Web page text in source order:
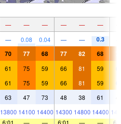
— — — — — —
— 0.08 0.04 — — 0.3
70 77 68 77 82 68
61 75 59 66 81 59
61 75 59 66 81 59
63 47 73 48 38 61
13800 14100 14400 14300 14800 14400
6:01 — — 6:01 — —